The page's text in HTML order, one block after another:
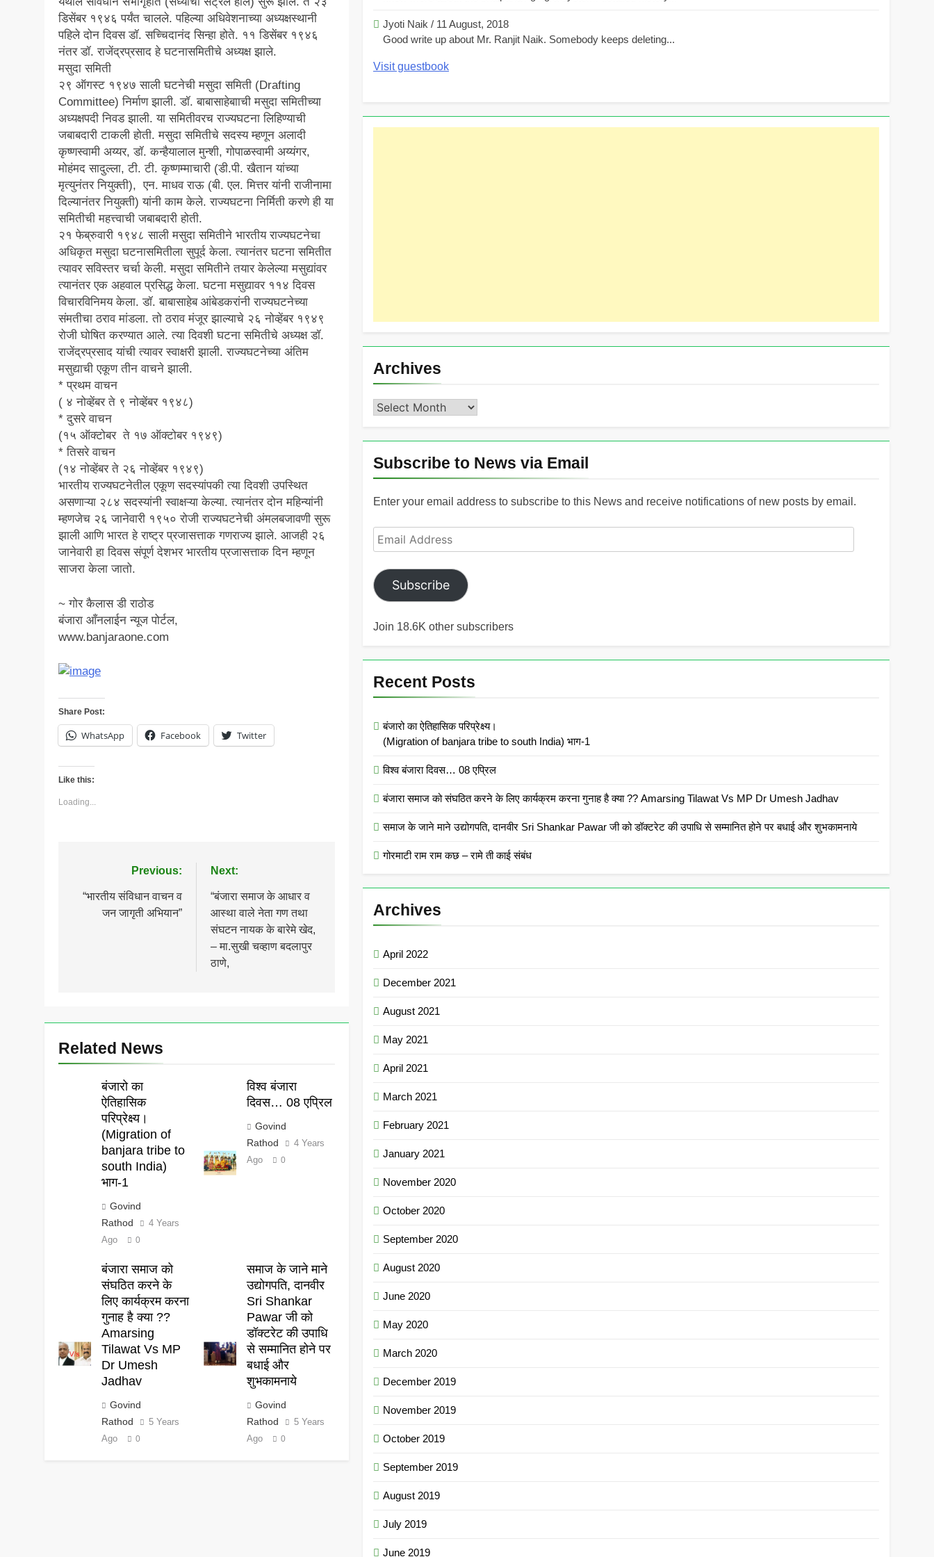
डिसेंबर १९४६ पर्यंत चालले. पहिल्या अधिवेशनाच्या अध्यक्षस्थानी
पहिले दोन दिवस डॉ. सच्चिदानंद सिन्हा होते. ११ डिसेंबर १९४६
नंतर डॉ. राजेंद्रप्रसाद हे घटनासमितीचे अध्यक्ष झाले.
मसुदा समिती
२९ ऑगस्ट १९४७ साली घटनेची मसुदा समिती (Drafting
Committee) निर्माण झाली. डॉ. बाबासाहेबााची मसुदा समितीच्या
अध्यक्षपदी निवड झाली. या समितीवरच राज्यघटना लिहिण्याची
जबाबदारी टाकली होती. मसुदा समितीचे सदस्य म्हणून अलादी
कृष्णस्वामी अय्यर, डॉ. कन्हैयालाल मुन्शी, गोपाळस्वामी अय्यंगर,
मोहंमद सादुल्ला, टी. टी. कृष्णम्माचारी (डी.पी. खैतान यांच्या
मृत्युनंतर नियुक्ती), एन. माधव राऊ (बी. एल. मित्तर यांनी राजीनामा
दिल्यानंतर नियुक्ती) यांनी काम केले. राज्यघटना निर्मिती करणे ही या
समितीची महत्त्वाची जबाबदारी होती.
२१ फेब्रुवारी १९४८ साली मसुदा समितीने भारतीय राज्यघटनेचा
अधिकृत मसुदा घटनासमितीला सुपूर्द केला. त्यानंतर घटना समितीत
त्यावर सविस्तर चर्चा केली. मसुदा समितीने तयार केलेल्या मसुद्यांवर
त्यानंतर एक अहवाल प्रसिद्ध केला. घटना मसुद्यावर ११४ दिवस
विचारविनिमय केला. डॉ. बाबासाहेब आंबेडकरांनी राज्यघटनेच्या
संमतीचा ठराव मांडला. तो ठराव मंजूर झाल्याचे २६ नोव्हेंबर १९४९
रोजी घोषित करण्यात आले. त्या दिवशी घटना समितीचे अध्यक्ष डॉ.
राजेंद्रप्रसाद यांची त्यावर स्वाक्षरी झाली. राज्यघटनेच्या अंतिम
मसुद्याची एकूण तीन वाचने झाली.
* प्रथम वाचन
( ४ नोव्हेंबर ते ९ नोव्हेंबर १९४८)
* दुसरे वाचन
(१५ ऑक्टोबर ते १७ ऑक्टोबर १९४९)
* तिसरे वाचन
(१४ नोव्हेंबर ते २६ नोव्हेंबर १९४९)
भारतीय राज्यघटनेतील एकूण सदस्यांपकी त्या दिवशी उपस्थित
असणाऱ्या २८४ सदस्यांनी स्वाक्षऱ्या केल्या. त्यानंतर दोन महिन्यांनी
म्हणजेच २६ जानेवारी १९५० रोजी राज्यघटनेची अंमलबजावणी सुरू
झाली आणि भारत हे राष्ट्र प्रजासत्ताक गणराज्य झाले. आजही २६
जानेवारी हा दिवस संपूर्ण देशभर भारतीय प्रजासत्ताक दिन म्हणून
साजरा केला जातो.
~ गोर कैलास डी राठोड
बंजारा आँनलाईन न्यूज पोर्टल,
www.banjaraone.com
Share Post:
WhatsApp Facebook Twitter
Like this:
Loading...
navigation
Previous:
“भारतीय संविधान वाचन व
जन जागृती अभियान”
Next:
“बंजारा समाज के आधार व
आस्था वाले नेता गण तथा
संघटन नायक के बारेमे खेद,
– मा.सुखी चव्हाण बदलापुर
ठाणे,
Related News
बंजारो का
ऐतिहासिक
परिप्रेक्ष्य।
(Migration of
banjara tribe to
south India)
भाग-1
Govind
Rathod
4 Years
Ago
0
विश्व बंजारा
दिवस… 08 एप्रिल
Govind
Rathod
4 Years
Ago
0
बंजारा समाज को
संघठित करने के
लिए कार्यक्रम करना
गुनाह है क्या ??
Amarsing
Tilawat Vs MP
Dr Umesh
Jadhav
Govind
Rathod
5 Years
Ago
0
समाज के जाने माने
उद्योगपति, दानवीर
Sri Shankar
Pawar जी को
डॉक्टरेट की उपाधि
से सम्मानित होने पर
बधाई और
शुभकामनाये
Govind
Rathod
5 Years
Ago
0
Jyoti Naik / 11 August, 2018
Good write up about Mr. Ranjit Naik. Somebody keeps deleting...
Visit guestbook
Archives
Archives
Subscribe to News via Email
Enter your email address to subscribe to this News and receive notifications of new posts by email.
Email
Address
Subscribe
Join 18.6K other subscribers
Recent Posts
बंजारो का ऐतिहासिक परिप्रेक्ष्य।
(Migration of banjara tribe to south India) भाग-1
विश्व बंजारा दिवस… 08 एप्रिल
बंजारा समाज को संघठित करने के लिए कार्यक्रम करना गुनाह है क्या ?? Amarsing Tilawat Vs MP Dr Umesh Jadhav
समाज के जाने माने उद्योगपति, दानवीर Sri Shankar Pawar जी को डॉक्टरेट की उपाधि से सम्मानित होने पर बधाई और शुभकामनाये
गोरमाटी राम राम कछ – रामे ती काई संबंध
Archives
April 2022
December 2021
August 2021
May 2021
April 2021
March 2021
February 2021
January 2021
November 2020
October 2020
September 2020
August 2020
June 2020
May 2020
March 2020
December 2019
November 2019
October 2019
September 2019
August 2019
July 2019
June 2019